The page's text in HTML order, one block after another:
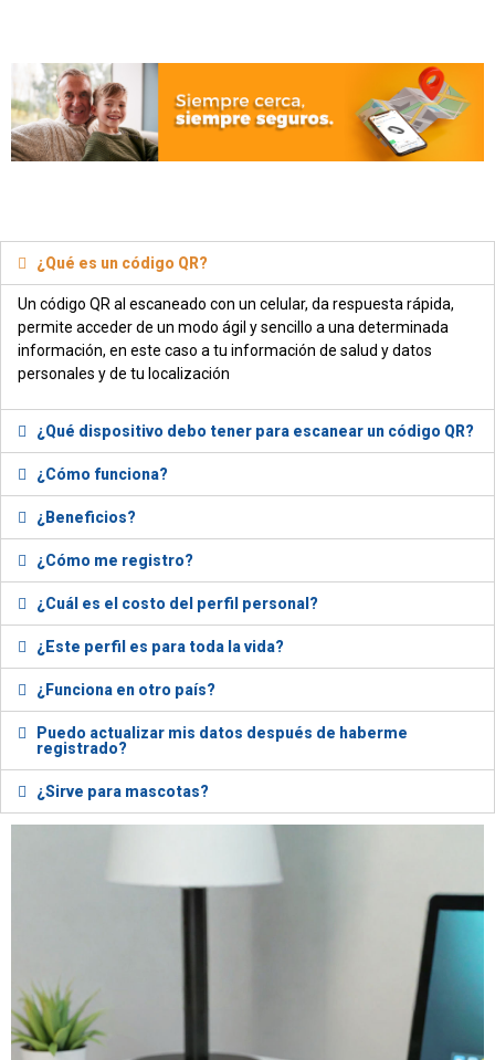
¿Qué es un código QR?
Un código QR al escaneado con un celular, da respuesta rápida,
permite acceder de un modo ágil y sencillo a una determinada
información, en este caso a tu información de salud y datos
personales y de tu localización
¿Qué dispositivo debo tener para escanear un código QR?
¿Cómo funciona?
¿Beneficios?
¿Cómo me registro?
¿Cuál es el costo del perfil personal?
¿Este perfil es para toda la vida?
¿Funciona en otro país?
Puedo actualizar mis datos después de haberme
registrado?
¿Sirve para mascotas?